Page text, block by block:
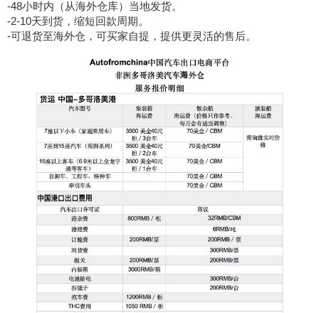
-48小时内（从海外仓库）当地发货。
-2-10天到货，缩短回款周期 。
-可退货至海外仓，可买家自提，提供更灵活的售后。